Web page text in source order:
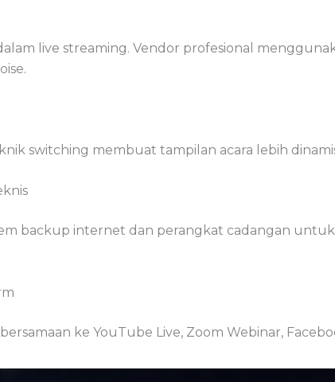
live streaming. Vendor profesional
switching membuat tampilan acara lebih
backup internet dan perangkat cadangan
ke YouTube Live, Zoom Webinar,